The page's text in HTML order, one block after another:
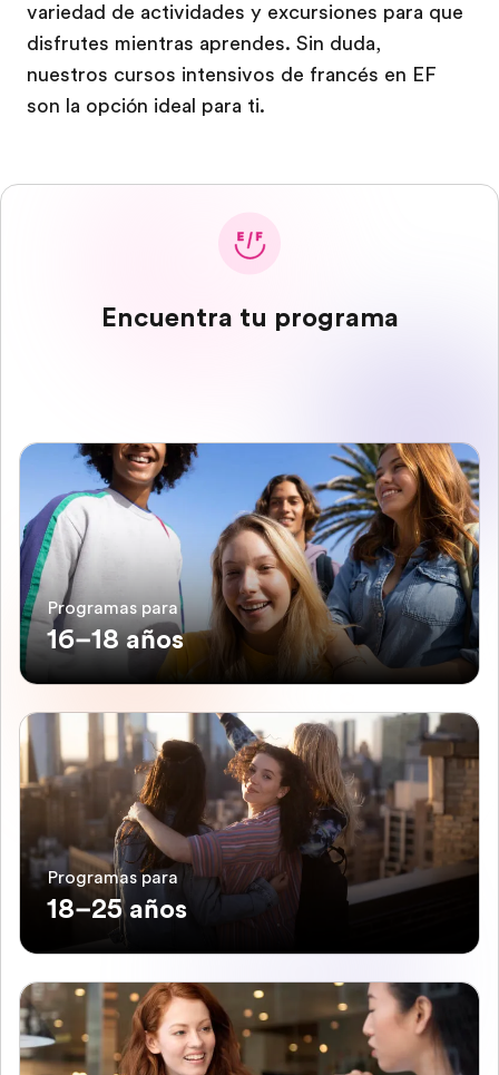
variedad de actividades y excursiones para que
disfrutes mientras aprendes. Sin duda,
nuestros cursos intensivos de francés en EF
son la opción ideal para ti.
Encuentra tu programa
Programas para
16–18 años
Programas para
18–25 años